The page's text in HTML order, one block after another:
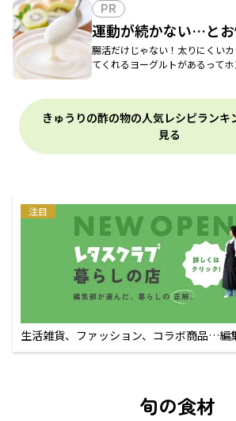
PR
運動が続かない…と
腸活だけじゃない！太りにくい
てくれるヨーグルトがあるってホ
きゅうりの酢の物の人気レシピランキ
見る
注目
生活雑貨、ファッション、コラボ商品…編
えるECサイト
旬の食材